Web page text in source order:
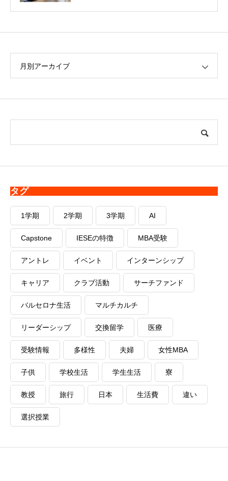
月別アーカイブ
タグ
1学期 2学期 3学期 AI
Capstone IESEの特徴 MBA受験
アントレ イベント インターンシップ
キャリア クラブ活動 サーチファンド
バルセロナ生活 マルチカルチ
リーダーシップ 交換留学 医療
受験情報 多様性 夫婦 女性MBA
子供 学校生活 学生生活 寮
教授 旅行 日本 生活費 違い
選択授業